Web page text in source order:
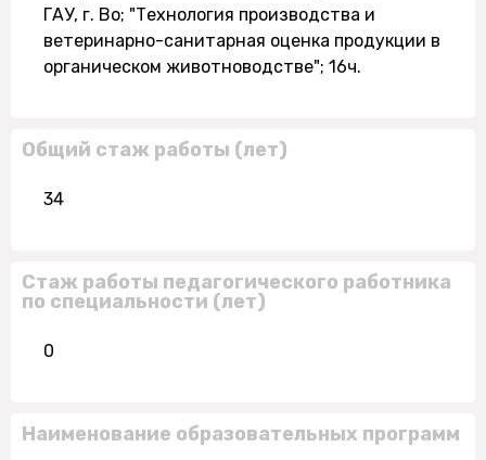
ГАУ, г. Во; "Технология производства и
ветеринарно-санитарная оценка продукции в
органическом животноводстве"; 16ч.
Общий стаж работы (лет)
34
Стаж работы педагогического работника
по специальности (лет)
0
Наименование образовательных программ